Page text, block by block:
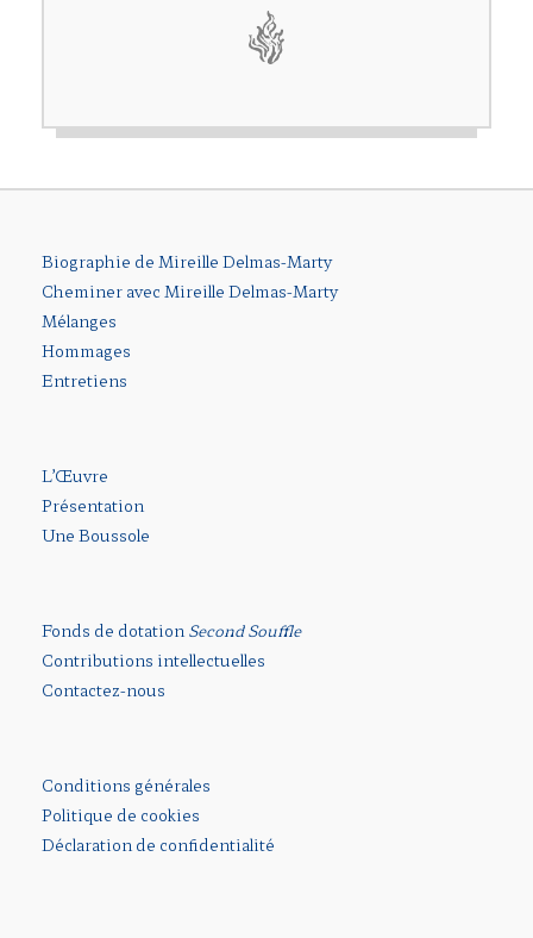
Biographie de Mireille Delmas-Marty
Cheminer avec Mireille Delmas-Marty
Mélanges
Hommages
Entretiens
L’Œuvre
Présentation
Une Boussole
Fonds de dotationSecond Souffle
Contributions intellectuelles
Contactez-nous
Conditions générales
Politique de cookies
Déclaration de confidentialité